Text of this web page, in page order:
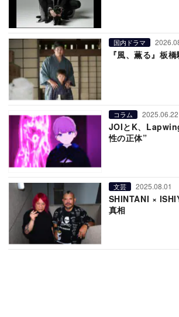
国内ドラマ
『風、薫る』板
コラム 2025.06.22
JOIとK、
性の正体”
文芸 2025.08.01
SHINTANI ×
真相